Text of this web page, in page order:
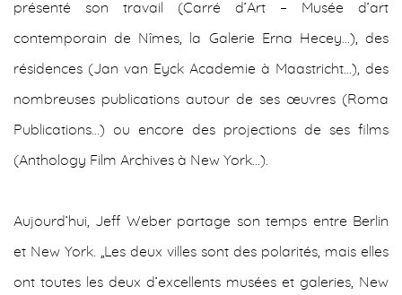
présenté son travail (Carré d’Art – Musée d’art
contemporain de Nîmes, la Galerie Erna Hecey…), des
résidences (Jan van Eyck Academie à Maastricht…), des
nombreuses publications autour de ses œuvres (Roma
Publications…) ou encore des projections de ses films
(Anthology Film Archives à New York…).
Aujourd’hui, Jeff Weber partage son temps entre Berlin
et New York. „Les deux villes sont des polarités, mais elles
ont toutes les deux d’excellents musées et galeries, New